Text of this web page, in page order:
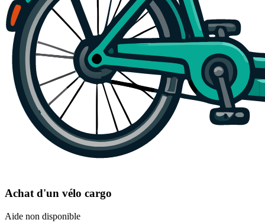
Achat d'un vélo cargo
Aide non disponible